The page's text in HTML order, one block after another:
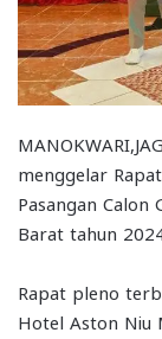
menggelar
Pasangan Calon
Barat tahun
Rapat pleno
Hotel Aston Niu